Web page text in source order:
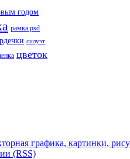
годом
рамка psd
силуэт
цветок
графика, картинки,
(RSS)